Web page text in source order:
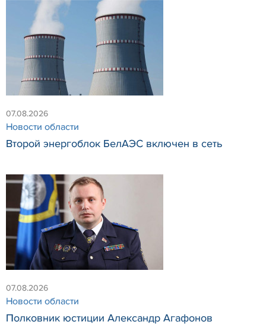
07.08.2026
Новости области
Второй энергоблок БелАЭС включен в сеть
07.08.2026
Новости области
Полковник юстиции Александр Агафонов